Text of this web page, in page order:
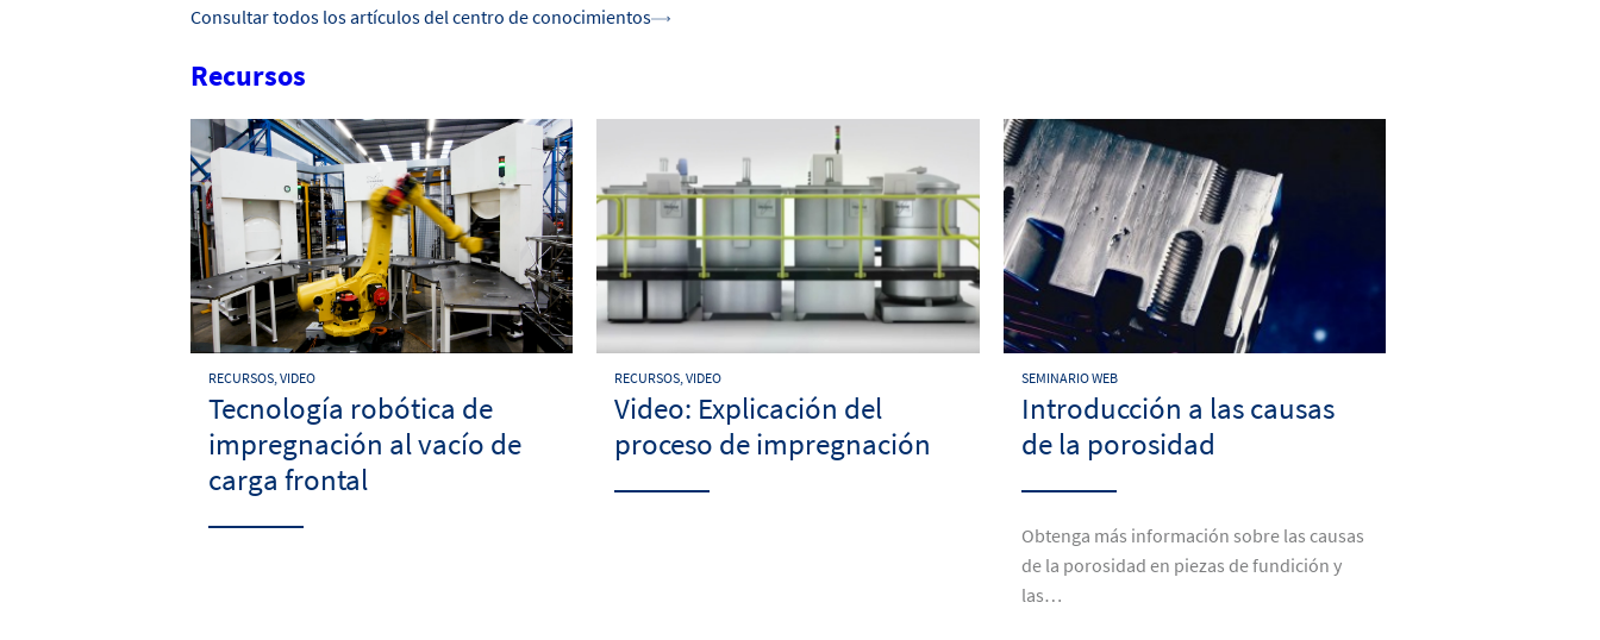
Consultar todos los artículos del centro de conocimientos
Recursos
RECURSOS, VIDEO
Tecnología robótica de
impregnación al vacío de
carga frontal
RECURSOS, VIDEO
Video: Explicación del
proceso de impregnación
SEMINARIO WEB
Introducción a las causas
de la porosidad
Obtenga más información sobre las causas
de la porosidad en piezas de fundición y
las…